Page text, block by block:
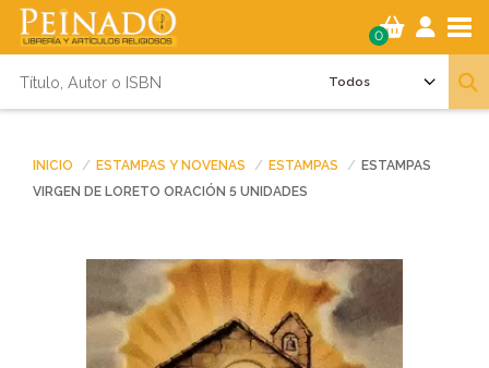
0
INICIO ESTAMPAS Y NOVENAS ESTAMPAS
ESTAMPAS
VIRGEN DE LORETO ORACIÓN 5 UNIDADES